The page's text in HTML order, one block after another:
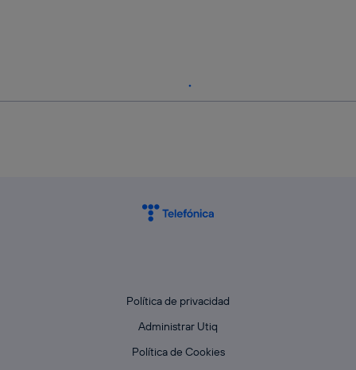
Política de privacidad
Administrar Utiq
Política de Cookies